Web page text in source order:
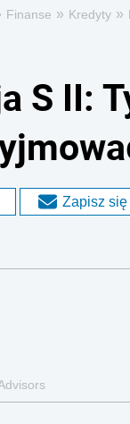
Finanse » Kredyty »
S II:
Zapisz